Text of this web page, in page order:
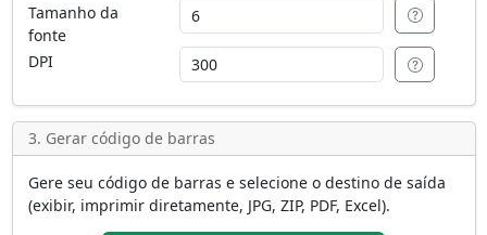
Tamanho da
fonte
DPI
3. Gerar código de barras
Gere seu código de barras e selecione o destino de saída
(exibir, imprimir diretamente, JPG, ZIP, PDF, Excel).